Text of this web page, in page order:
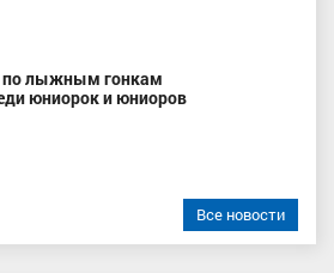
по лыжным гонкам
юниорок и юниоров
Все новости